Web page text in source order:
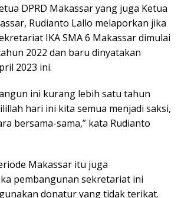
DPRD Makassar yang juga Ketua
Rudianto Lallo melaporkan jika
IKA SMA 6 Makassar dimulai
2022 dan baru dinyatakan
2023 ini.
ini kurang lebih satu tahun
hari ini kita semua menjadi saksi,
bersama-sama,” kata Rudianto
Makassar itu juga
pembangunan sekretariat ini
donatur yang tidak terikat.